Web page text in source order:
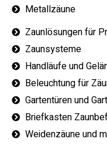
Metallzäune
Zaunlösungen für
Zaunsysteme
Handläufe und
Beleuchtung für
Gartentüren und
Briefkasten
Weidenzäune und